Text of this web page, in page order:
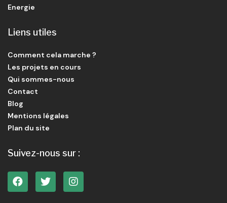
Energie
Liens utiles
Comment cela marche ?
Les projets en cours
Qui sommes-nous
Contact
Blog
Mentions légales
Plan du site
Suivez-nous sur :